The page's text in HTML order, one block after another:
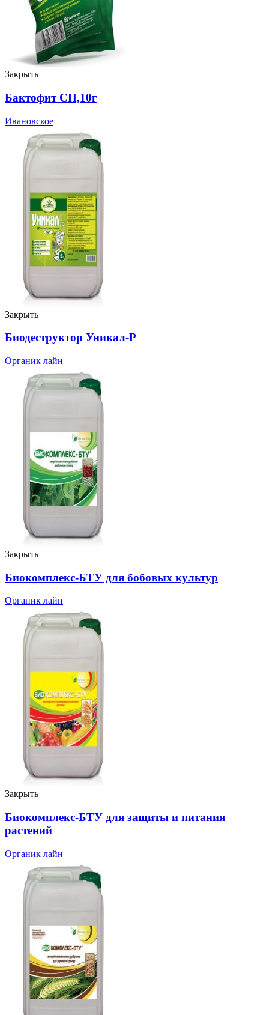
Закрыть
Бактофит СП,10г
Ивановское
Закрыть
Биодеструктор Уникал-Р
Органик лайн
Закрыть
Биокомплекс-БТУ для бобовых культур
Органик лайн
Закрыть
Биокомплекс-БТУ для защиты и питания
растений
Органик лайн